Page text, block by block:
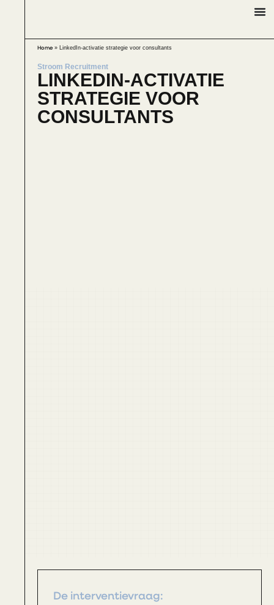
Home» LinkedIn-activatie strategie voor consultants
Stroom Recruitment
LINKEDIN-ACTIVATIE
STRATEGIE VOOR
CONSULTANTS
De interventievraag: